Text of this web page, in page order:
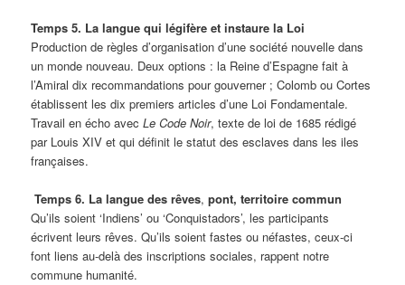
Temps 5. La langue qui légifère et instaure la Loi
Production de règles d’organisation d’une société nouvelle dans
un monde nouveau. Deux options : la Reine d’Espagne fait à
l’Amiral dix recommandations pour gouverner ; Colomb ou Cortes
établissent les dix premiers articles d’une Loi Fondamentale.
Travail en écho avecLe Code Noir, texte de loi de 1685 rédigé
par Louis XIV et qui définit le statut des esclaves dans les iles
françaises.
Temps 6. La langue des rêves,pont, territoire commun
Qu’ils soient ‘Indiens’ ou ‘Conquistadors’, les participants
écrivent leurs rêves. Qu’ils soient fastes ou néfastes, ceux-ci
font liens au-delà des inscriptions sociales, rappent notre
commune humanité.